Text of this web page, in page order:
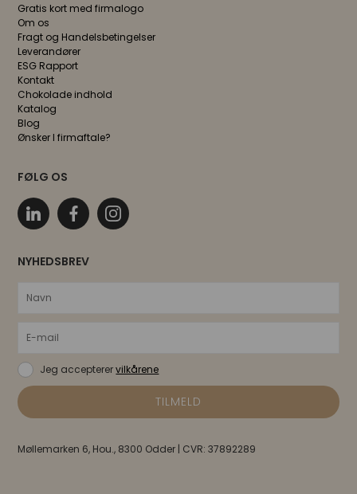
Gratis kort med firmalogo
Om os
Fragt og Handelsbetingelser
Leverandører
ESG Rapport
Kontakt
Chokolade indhold
Katalog
Blog
Ønsker I firmaftale?
FØLG OS
NYHEDSBREV
Jeg accepterervilkårene
Møllemarken 6, Hou., 8300 Odder | CVR: 37892289